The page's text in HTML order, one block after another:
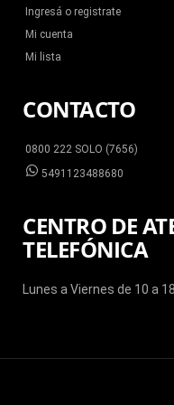
Ingresá o registrate
Mi cuenta
Mi lista
CONTACTO
0800 222 SOLO (7656)
5491123488680
CENTRO DE
TELEFÓNICA
Lunes a Viernes de 10 a